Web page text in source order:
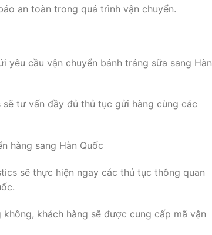
an toàn trong quá trình vận chuyển.
yêu cầu vận chuyển bánh tráng sữa sang Hàn
tư vấn đầy đủ thủ tục gửi hàng cùng các
hàng sang Hàn Quốc
sẽ thực hiện ngay các thủ tục thông quan
khách hàng sẽ được cung cấp mã vận